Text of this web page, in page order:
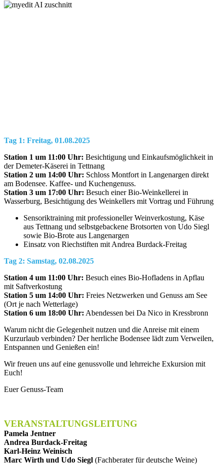
Tag 1: Freitag, 01.08.2025
Station 1 um 11:00 Uhr: Besichtigung und Einkaufsmöglichkeit in
der Demeter-Käserei in Tettnang
Station 2 um 14:00 Uhr: Schloss Montfort in Langenargen direkt
am Bodensee. Kaffee- und Kuchengenuss.
Station 3 um 17:00 Uhr: Besuch einer Bio-Weinkellerei in
Wasserburg, Besichtigung des Weinkellers mit Vortrag und Führung
Sensoriktraining mit professioneller Weinverkostung, Käse
aus Tettnang und selbstgebackene Brotsorten von Udo Siegl
sowie Bio-Brote aus Langenargen
Einsatz von Riechstiften mit Andrea Burdack-Freitag
Tag 2: Samstag, 02.08.2025
Station 4 um 11:00 Uhr: Besuch eines Bio-Hofladens in Apflau
mit Saftverkostung
Station 5 um 14:00 Uhr: Freies Netzwerken und Genuss am See
(Ort je nach Wetterlage)
Station 6 um 18:00 Uhr: Abendessen bei Da Nico in Kressbronn
Warum nicht die Gelegenheit nutzen und die Anreise mit einem
Kurzurlaub verbinden? Der herrliche Bodensee lädt zum Verweilen,
Entspannen und Genießen ein!
Wir freuen uns auf eine genussvolle und lehrreiche Exkursion mit
Euch!
Euer Genuss-Team
VERANSTALTUNGSLEITUNG
Pamela Jentner
Andrea Burdack-Freitag
Karl-Heinz Weinisch
Marc Wirth und Udo Siegl (Fachberater für deutsche Weine)